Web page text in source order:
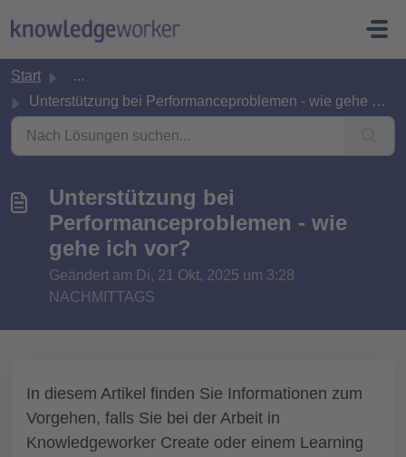
Start
...
Unterstützung bei Performanceproblemen - wie gehe ich vor?
Unterstützung bei
Performanceproblemen - wie
gehe ich vor?
Geändert am Di, 21 Okt, 2025 um 3:28
NACHMITTAGS
In diesem Artikel finden Sie Informationen zum
Vorgehen, falls Sie bei der Arbeit in
Knowledgeworker Create oder einem Learning